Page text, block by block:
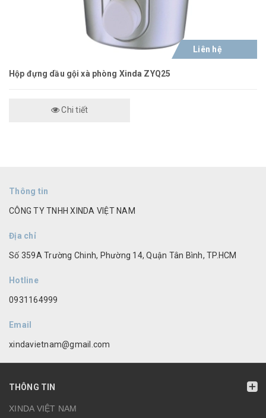
Liên hệ
Hộp đựng dầu gội xà phòng Xinda ZYQ25
Chi tiết
Thông tin
CÔNG TY TNHH XINDA VIỆT NAM
Địa chỉ
Số 359A Trường Chinh, Phường 14, Quận Tân Bình, TP.HCM
Hotline
0931164999
Email
xindavietnam@gmail.com
THÔNG TIN
XINDA VIỆT NAM